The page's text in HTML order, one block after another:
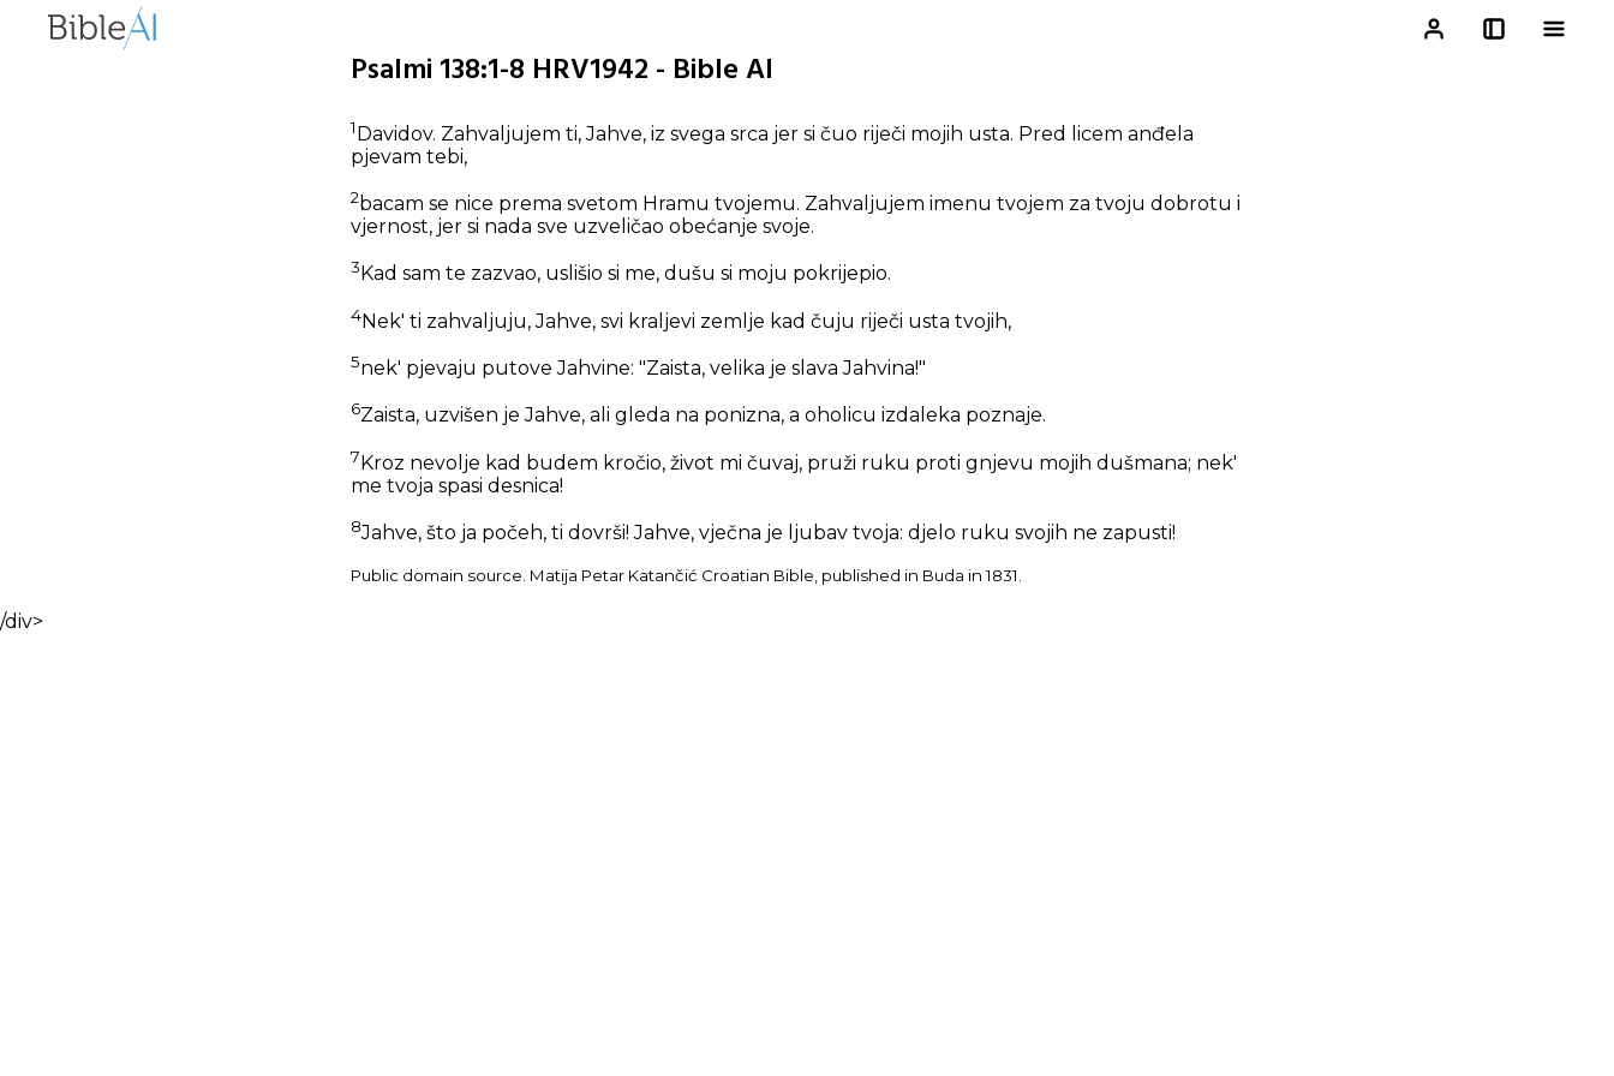
Psalmi 138:1-8 HRV1942 - Bible AI
1Davidov. Zahvaljujem ti, Jahve, iz svega srca jer si čuo riječi mojih usta. Pred licem anđela
pjevam tebi,
2bacam se nice prema svetom Hramu tvojemu. Zahvaljujem imenu tvojem za tvoju dobrotu i
vjernost, jer si nada sve uzveličao obećanje svoje.
3 Kad sam te zazvao, uslišio si me, dušu si moju pokrijepio.
4Nek' ti zahvaljuju, Jahve, svi kraljevi zemlje kad čuju riječi usta tvojih,
5nek' pjevaju putove Jahvine: "Zaista, velika je slava Jahvina!"
6Zaista, uzvišen je Jahve, ali gleda na ponizna, a oholicu izdaleka poznaje.
7Kroz nevolje kad budem kročio, život mi čuvaj, pruži ruku proti gnjevu mojih dušmana; nek'
me tvoja spasi desnica!
8Jahve, što ja počeh, ti dovrši! Jahve, vječna je ljubav tvoja: djelo ruku svojih ne zapusti!
Public domain source. Matija Petar Katančić Croatian Bible, published in Buda in 1831.
/div>